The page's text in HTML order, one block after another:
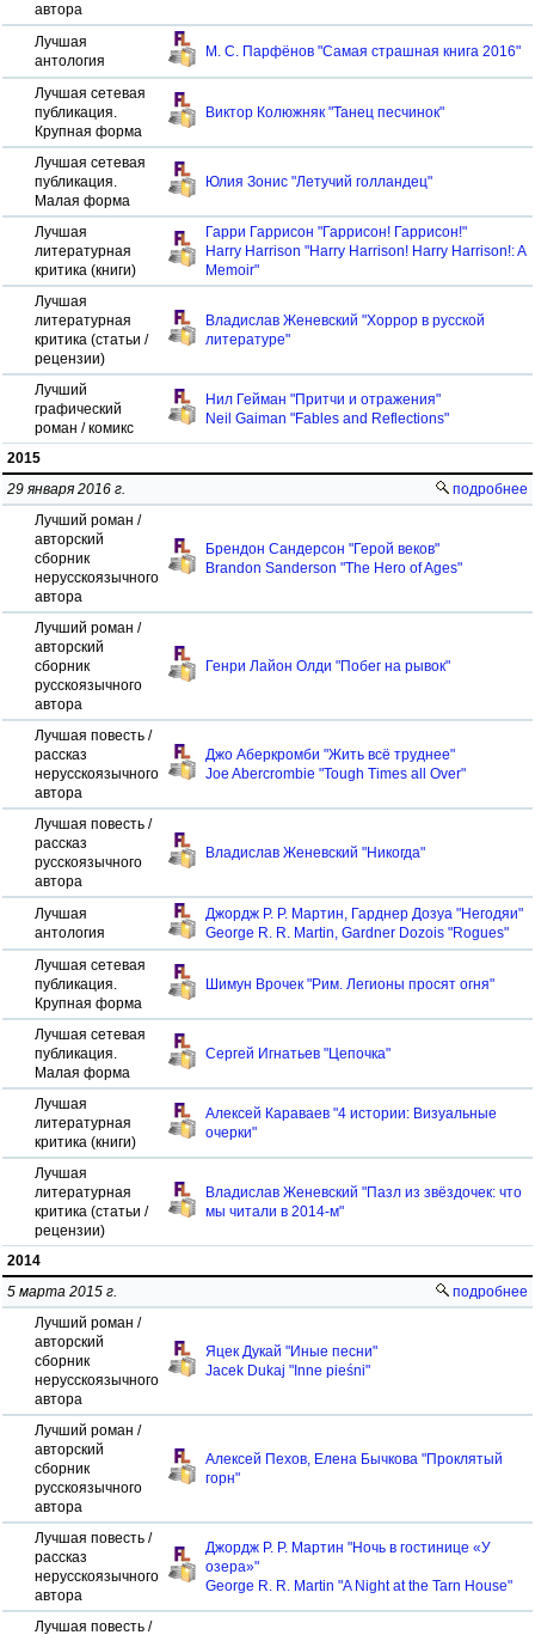
автора
Лучшая
антология
М. С. Парфёнов "Самая страшная книга 2016"
Лучшая сетевая
публикация.
Крупная форма
Виктор Колюжняк "Танец песчинок"
Лучшая сетевая
публикация.
Малая форма
Юлия Зонис "Летучий голландец"
Лучшая
литературная
критика (книги)
Гарри Гаррисон "Гаррисон! Гаррисон!"
Harry Harrison "Harry Harrison! Harry Harrison!: A
Memoir"
Лучшая
литературная
критика (статьи /
рецензии)
Владислав Женевский "Хоррор в русской
литературе"
Лучший
графический
роман / комикс
Нил Гейман "Притчи и отражения"
Neil Gaiman "Fables and Reflections"
2015
подробнее
29 января 2016 г.
Лучший роман /
авторский
сборник
нерусскоязычного
автора
Брендон Сандерсон "Герой веков"
Brandon Sanderson "The Hero of Ages"
Лучший роман /
авторский
сборник
русскоязычного
автора
Генри Лайон Олди "Побег на рывок"
Лучшая повесть /
рассказ
нерусскоязычного
автора
Джо Аберкромби "Жить всё труднее"
Joe Abercrombie "Tough Times all Over"
Лучшая повесть /
рассказ
русскоязычного
автора
Владислав Женевский "Никогда"
Лучшая
антология
Джордж Р. Р. Мартин, Гарднер Дозуа "Негодяи"
George R. R. Martin, Gardner Dozois "Rogues"
Лучшая сетевая
публикация.
Крупная форма
Шимун Врочек "Рим. Легионы просят огня"
Лучшая сетевая
публикация.
Малая форма
Сергей Игнатьев "Цепочка"
Лучшая
литературная
критика (книги)
Алексей Караваев "4 истории: Визуальные
очерки"
Лучшая
литературная
критика (статьи /
рецензии)
Владислав Женевский "Пазл из звёздочек: что
мы читали в 2014-м"
2014
подробнее
5 марта 2015 г.
Лучший роман /
авторский
сборник
нерусскоязычного
автора
Яцек Дукай "Иные песни"
Jacek Dukaj "Inne pieśni"
Лучший роман /
авторский
сборник
русскоязычного
автора
Алексей Пехов, Елена Бычкова "Проклятый
горн"
Лучшая повесть /
рассказ
нерусскоязычного
автора
Джордж Р. Р. Мартин "Ночь в гостинице «У
озера»"
George R. R. Martin "A Night at the Tarn House"
Лучшая повесть /